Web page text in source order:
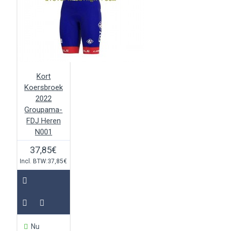
Kort
Koersbroek
2022
Groupama-
FDJ Heren
N001
37,85€
Incl. BTW:37,85€
Nu